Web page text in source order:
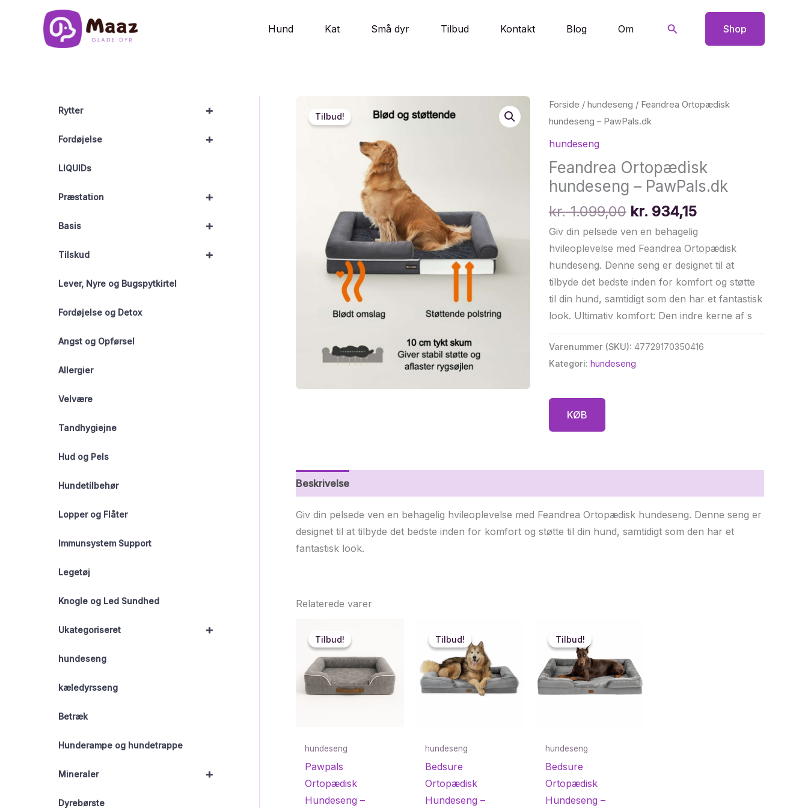
Hund Kat Små dyr Tilbud Kontakt Blog Om Søg Shop
+
Rytter
+
Fordøjelse
LIQUIDs
+
Præstation
+
Basis
+
Tilskud
Lever, Nyre og Bugspytkirtel
Fordøjelse og Detox
Angst og Opførsel
Allergier
Velvære
Tandhygiejne
Hud og Pels
Hundetilbehør
Lopper og Flåter
Immunsystem Support
Legetøj
Knogle og Led Sundhed
+
Ukategoriseret
hundeseng
kæledyrsseng
Betræk
Hunderampe og hundetrappe
+
Mineraler
Dyrebørste
Tilbud!
Forside / hundeseng / Feandrea Ortopædisk
hundeseng – PawPals.dk
hundeseng
Feandrea Ortopædisk
hundeseng – PawPals.dk
kr.1.099,00 Den
oprindelige
pris
var:
kr. 1.099,00.
kr. 934,15Den
aktuelle
pris
er:
kr. 934,15.
Giv din pelsede ven en behagelig
hvileoplevelse med Feandrea Ortopædisk
hundeseng. Denne seng er designet til at
tilbyde det bedste inden for komfort og støtte
til din hund, samtidigt som den har et fantastisk
look. Ultimativ komfort: Den indre kerne af s
Varenummer (SKU): 47729170350416
Kategori: hundeseng
KØB
Beskrivelse
Giv din pelsede ven en behagelig hvileoplevelse med Feandrea Ortopædisk hundeseng. Denne seng er
designet til at tilbyde det bedste inden for komfort og støtte til din hund, samtidigt som den har et
fantastisk look.
Relaterede varer
Tilbud!
Tilbud!
hundeseng
Pawpals
Ortopædisk
Hundeseng –
Tilbud!
Tilbud!
hundeseng
Bedsure
Ortopædisk
Hundeseng –
Tilbud!
Tilbud!
hundeseng
Bedsure
Ortopædisk
Hundeseng –